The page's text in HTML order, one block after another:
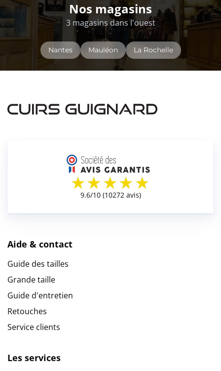
Nos magasins
3 magasins dans l'ouest
Nantes Mauléon La Rochelle
Aide & contact
Guide des tailles
Grande taille
Guide d'entretien
Retouches
Service clients
Les services